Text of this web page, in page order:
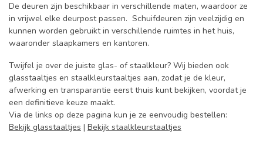
De deuren zijn beschikbaar in verschillende maten, waardoor ze
in vrijwel elke deurpost passen. Schuifdeuren zijn veelzijdig en
kunnen worden gebruikt in verschillende ruimtes in het huis,
waaronder slaapkamers en kantoren.
Twijfel je over de juiste glas- of staalkleur? Wij bieden ook
glasstaaltjes en staalkleurstaaltjes aan, zodat je de kleur,
afwerking en transparantie eerst thuis kunt bekijken, voordat je
een definitieve keuze maakt.
Via de links op deze pagina kun je ze eenvoudig bestellen:
Bekijk glasstaaltjes | Bekijk staalkleurstaaltjes